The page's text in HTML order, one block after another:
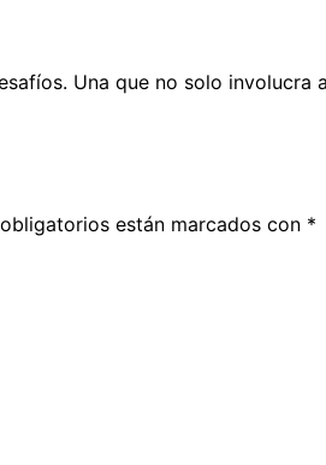
Una que no solo involucra
están marcados con *